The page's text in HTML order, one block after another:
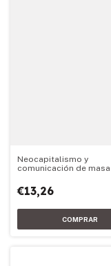
Neocapitalismo y
comunicación de masa
€13,26